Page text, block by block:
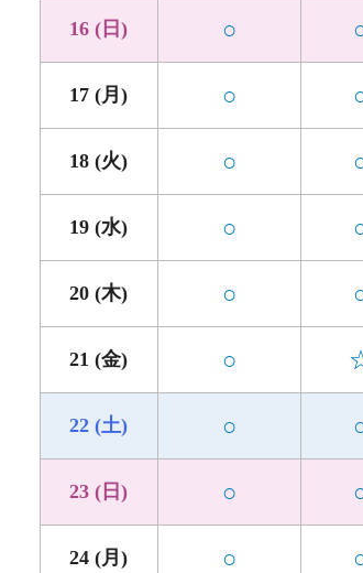
16 (日) ○
17 (月) ○
18 (火) ○
19 (水) ○
20 (木) ○
21 (金) ○
22 (土) ○
23 (日) ○
24 (月) ○